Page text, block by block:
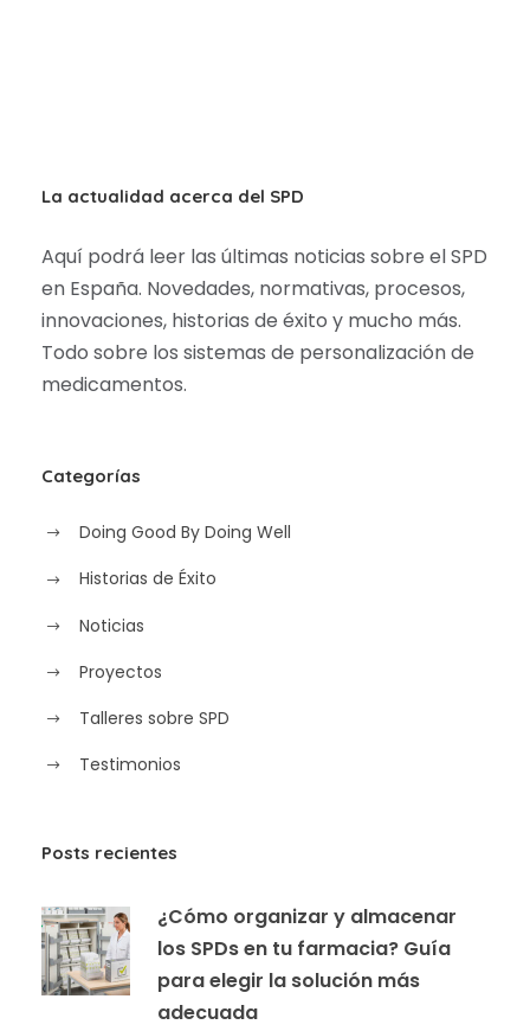
La actualidad acerca del SPD
Aquí podrá leer las últimas noticias sobre el SPD
en España. Novedades, normativas, procesos,
innovaciones, historias de éxito y mucho más.
Todo sobre los sistemas de personalización de
medicamentos.
Categorías
Doing Good By Doing Well
Historias de Éxito
Noticias
Proyectos
Talleres sobre SPD
Testimonios
Posts recientes
¿Cómo organizar y almacenar
los SPDs en tu farmacia? Guía
para elegir la solución más
adecuada